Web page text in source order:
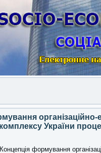
України
Концепція формування